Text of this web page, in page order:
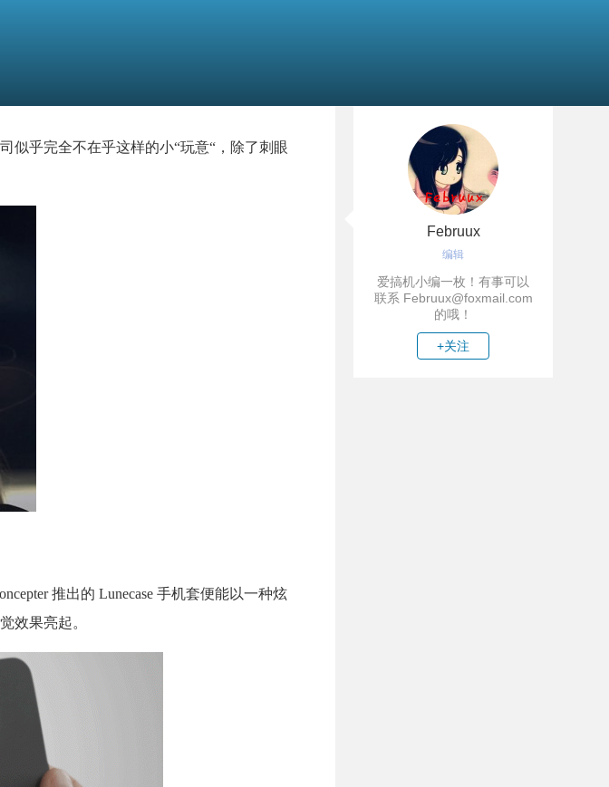
似乎完全不在乎这样的小“玩意“，除了刺眼
推出的 Lunecase 手机套便能以一种炫
效果亮起。
Februux
编辑
爱搞机小编一枚！有事可以
联系 Februux@foxmail.com
的哦！
+关注